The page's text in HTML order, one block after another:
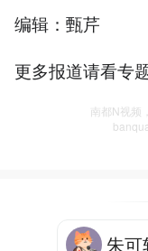
编辑：甄芹
更多报道请看专
南都N视频
朱可